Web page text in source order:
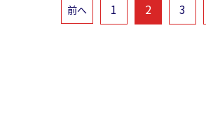
前へ 1 2 3